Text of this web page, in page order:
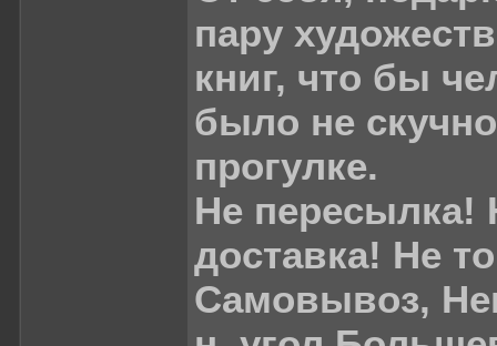
пару
книг, что бы
было не
прогулке.
Не пересылка!
доставка! Не
Самовывоз,